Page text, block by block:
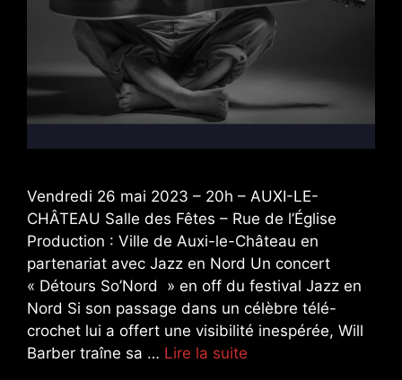
Vendredi 26 mai 2023 – 20h – AUXI-LE-
CHÂTEAU Salle des Fêtes – Rue de l’Église
Production : Ville de Auxi-le-Château en
partenariat avec Jazz en Nord Un concert
« Détours So’Nord » en off du festival Jazz en
Nord Si son passage dans un célèbre télé-
crochet lui a offert une visibilité inespérée, Will
Barber traîne sa … Lire la suite